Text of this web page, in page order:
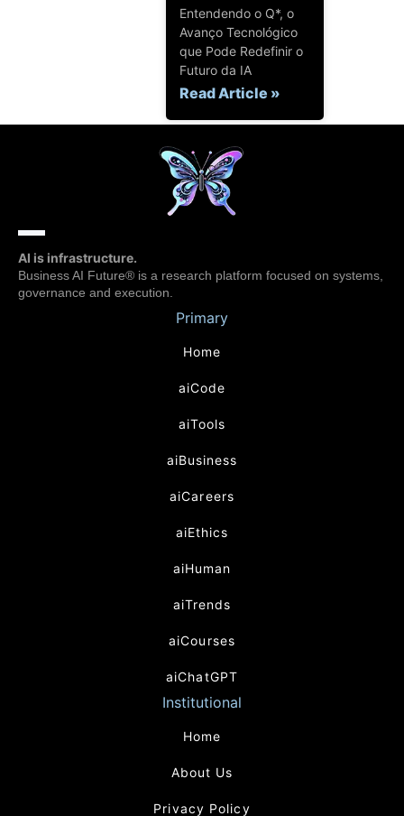
Entendendo o Q*, o
Avanço Tecnológico
que Pode Redefinir o
Futuro da IA
Read Article »
AI is infrastructure.
Business AI Future® is a research platform focused on systems,
governance and execution.
Primary
Home
aiCode
aiTools
aiBusiness
aiCareers
aiEthics
aiHuman
aiTrends
aiCourses
aiChatGPT
Institutional
Home
About Us
Privacy Policy